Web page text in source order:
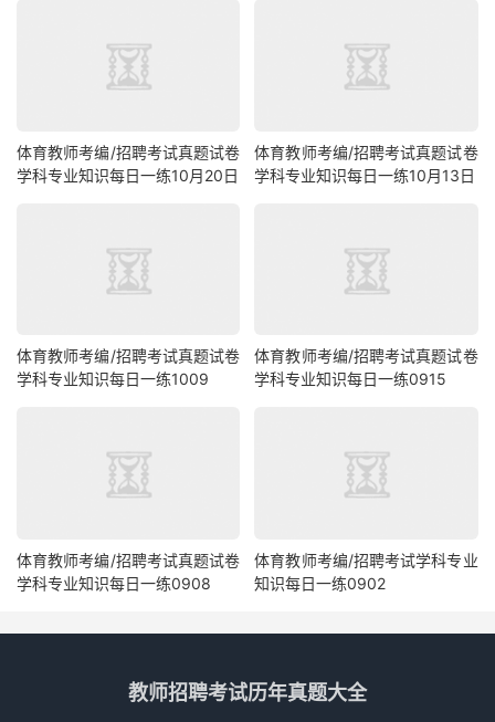
体育教师考编/招聘考试真题试卷
学科专业知识每日一练10月20日
体育教师考编/招聘考试真题试卷
学科专业知识每日一练10月13日
体育教师考编/招聘考试真题试卷
学科专业知识每日一练1009
体育教师考编/招聘考试真题试卷
学科专业知识每日一练0915
体育教师考编/招聘考试真题试卷
学科专业知识每日一练0908
体育教师考编/招聘考试学科专业
知识每日一练0902
教师招聘考试历年真题大全